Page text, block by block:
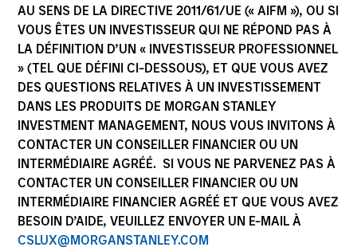
AU SENS DE LA DIRECTIVE 2011/61/UE (« AIFM »), OU SI
VOUS ÊTES UN INVESTISSEUR QUI NE RÉPOND PAS À
LA DÉFINITION D’UN « INVESTISSEUR PROFESSIONNEL
» (TEL QUE DÉFINI CI-DESSOUS), ET QUE VOUS AVEZ
DES QUESTIONS RELATIVES À UN INVESTISSEMENT
DANS LES PRODUITS DE MORGAN STANLEY
INVESTMENT MANAGEMENT, NOUS VOUS INVITONS À
CONTACTER UN CONSEILLER FINANCIER OU UN
INTERMÉDIAIRE AGRÉÉ. SI VOUS NE PARVENEZ PAS À
CONTACTER UN CONSEILLER FINANCIER OU UN
INTERMÉDIAIRE FINANCIER AGRÉÉ ET QUE VOUS AVEZ
BESOIN D’AIDE, VEUILLEZ ENVOYER UN E-MAIL À
CSLUX@MORGANSTANLEY.COM
Strategy Inception
April 1993
Asset Class
Securitized
Quick Facts
Benchmark